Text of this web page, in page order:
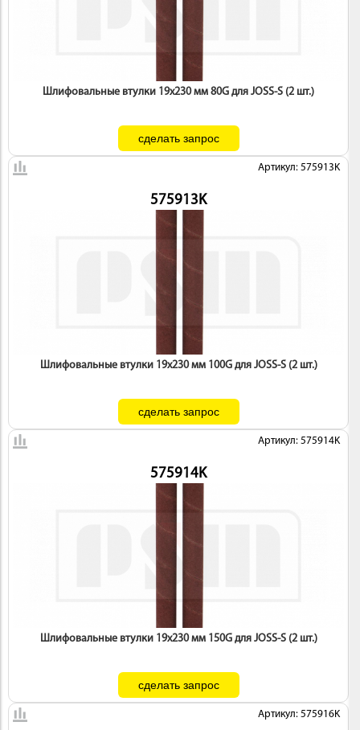
Шлифовальные втулки 19х230 мм 80G для JOSS-S (2 шт.)
Артикул: 575913K
575913K
Шлифовальные втулки 19х230 мм 100G для JOSS-S (2 шт.)
Артикул: 575914K
575914K
Шлифовальные втулки 19х230 мм 150G для JOSS-S (2 шт.)
Артикул: 575916K